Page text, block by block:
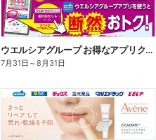
ウエルシアグループ お得なアプリクーポン
7月31日 ～8月31日